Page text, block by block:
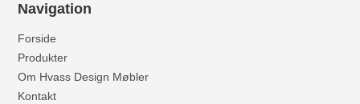
Navigation
Forside
Produkter
Om Hvass Design Møbler
Kontakt